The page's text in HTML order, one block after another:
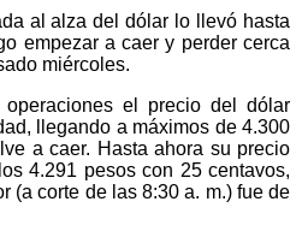
al alza del dólar lo llevó hasta
empezar a caer y perder cerca
miércoles.
operaciones el precio del dólar
llegando a máximos de 4.300
a caer. Hasta ahora su precio
4.291 pesos con 25 centavos,
(a corte de las 8:30 a. m.) fue de